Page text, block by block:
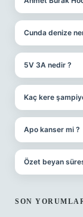
Cunda denize
5V 3A nedir ?
Kaç kere
Apo kanser mi ?
Özet beyan
SON